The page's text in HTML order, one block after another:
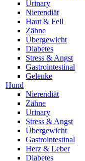
Urinary
Nierendiät
Haut & Fell
Zähne
Übergewicht
Diabetes
Stress & Angst
Gastrointestinal
Gelenke
Hund
Nierendiät
Zähne
Urinary
Stress & Angst
Übergewicht
Gastrointestinal
Herz & Leber
Diabetes